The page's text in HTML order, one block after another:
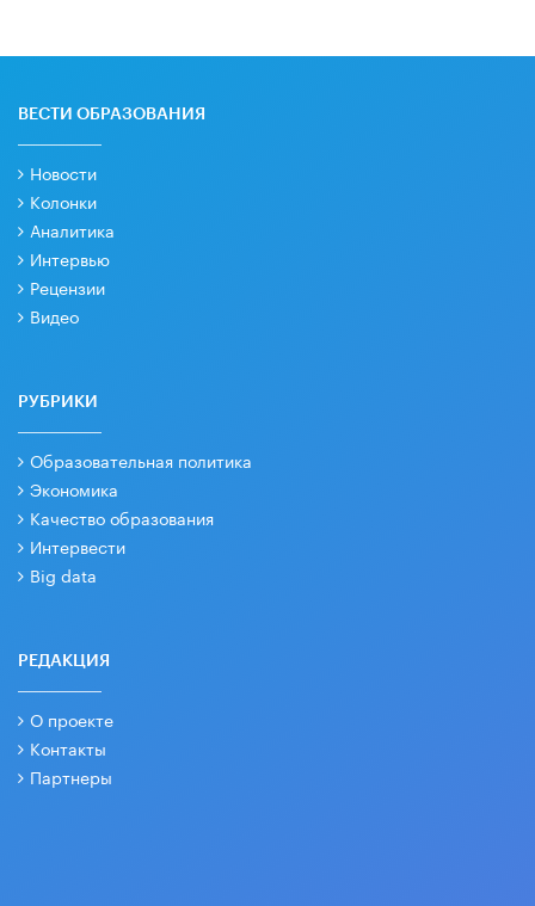
ВЕСТИ ОБРАЗОВАНИЯ
Новости
Колонки
Аналитика
Интервью
Рецензии
Видео
РУБРИКИ
Образовательная политика
Экономика
Качество образования
Интервести
Big data
РЕДАКЦИЯ
О проекте
Контакты
Партнеры